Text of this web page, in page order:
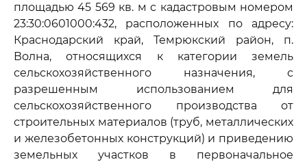
площадью 45 569 кв. м с кадастровым номером
23:30:0601000:432, расположенных по адресу:
Краснодарский край, Темрюкский район, п.
Волна, относящихся к категории земель
сельскохозяйственного назначения, с
разрешенным использованием для
сельскохозяйственного производства от
строительных материалов (труб, металлических
и железобетонных конструкций) и приведению
земельных участков в первоначальное